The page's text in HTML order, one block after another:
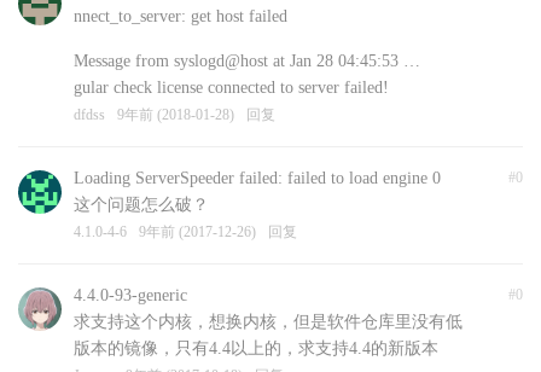
nnect_to_server: get host failed
Message from syslogd@host at Jan 28 04:45:53 …
gular check license connected to server failed!
dfdss 9年前 (2018-01-28) 回复
#0
Loading ServerSpeeder failed: failed to load engine 0
这个问题怎么破？
4.1.0-4-6 9年前 (2017-12-26) 回复
#0
4.4.0-93-generic
求支持这个内核，想换内核，但是软件仓库里没有低
版本的镜像，只有4.4以上的，求支持4.4的新版本